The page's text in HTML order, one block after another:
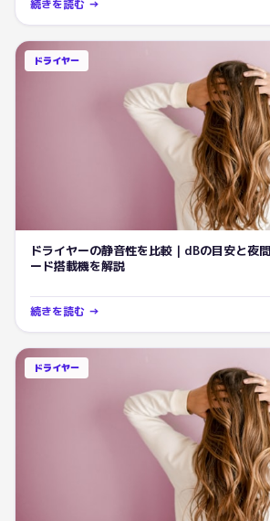
続きを読む →
ドライヤー
ドライヤーの静音性を比較｜dBの目安と夜
ード搭載機を解説
続きを読む →
ドライヤー